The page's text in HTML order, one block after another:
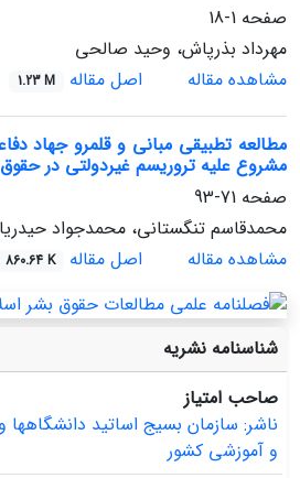
صفحه 1-18
مهرداد بذرپاش، وحید صالحی
مشاهده مقاله
اصل مقاله 1.23 M
مطالعه تطبیقی مبانی و قلمرو جهاد
مشروع علیه تروریسم غیردولتی در
صفحه 71-93
محمدقاسم تنگستانی، محمدجواد
مشاهده مقاله
اصل مقاله 860.64 K
شناسنامه نشریه
صاحب امتیاز
ناشر: سازمان بسیج اساتید
و آموزشی کشور